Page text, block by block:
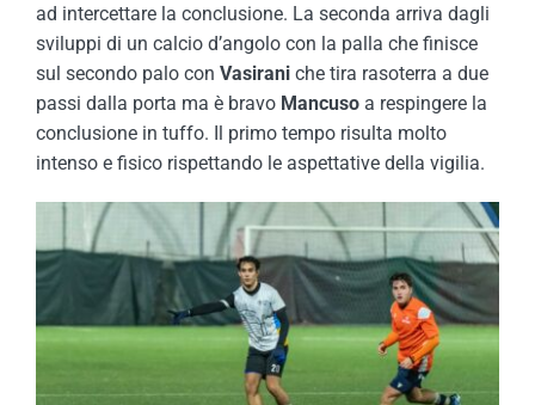
ad intercettare la conclusione. La seconda arriva dagli
sviluppi di un calcio d’angolo con la palla che finisce
sul secondo palo con Vasirani che tira rasoterra a due
passi dalla porta ma è bravo Mancuso a respingere la
conclusione in tuffo. Il primo tempo risulta molto
intenso e fisico rispettando le aspettative della vigilia.